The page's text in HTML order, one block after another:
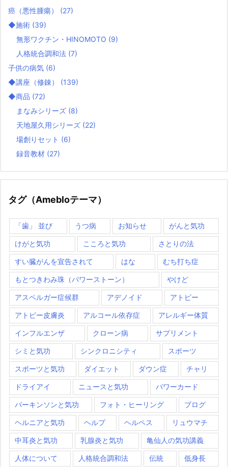
癌（悪性腫瘍） (27)
◆施術 (39)
無形ワクチン・HINOMOTO (9)
人格統合調和法 (7)
子供の病気 (6)
◆講座（修錬） (139)
◆商品 (72)
まなみシリーズ (8)
天地屋久用シリーズ (22)
場創りセット (6)
録音教材 (27)
タグ（Amebloテーマ）
「歯」 並び うつ病 お知らせ がんと気功
けがと気功 こころと気功 さとりの法
すい臓がんを宣告されて はな むち打ち症
もとつきわみ珠（パワーストーン） やけど
アスペルガー症候群 アデノイド アトピー
アトピー皮膚炎 アルコール依存症 アレルギー体質
インフルエンザ クローン病 サプリメント
シミと気功 シンクロニシティ スポーツ
スポーツと気功 ダイエット ダウン症 チャリ
ドライアイ ニュースと気功 パワーカード
パーキンソンと気功 フォト・ヒーリング ブログ
ヘルニアと気功 ヘルプ ヘルペス リュウマチ
中耳炎と気功 乳腺炎と気功 亀仙人の気功講義
人体について 人格統合調和法 伝統 低身長